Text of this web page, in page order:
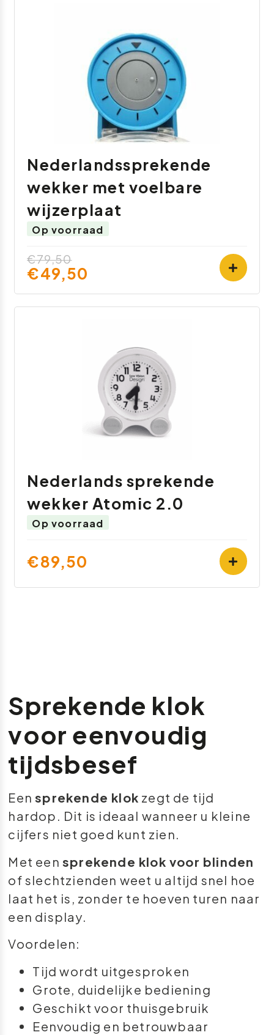
Nederlandssprekende
wekker met voelbare
wijzerplaat
Op voorraad
€79,50
€49,50
Nederlands sprekende
wekker Atomic 2.0
Op voorraad
€89,50
Sprekende klok
voor eenvoudig
tijdsbesef
Eensprekende klok zegt de tijd
hardop. Dit is ideaal wanneer u kleine
cijfers niet goed kunt zien.
Met eensprekende klok voor blinden
of slechtzienden weet u altijd snel hoe
laat het is, zonder te hoeven turen naar
een display.
Voordelen:
Tijd wordt uitgesproken
Grote, duidelijke bediening
Geschikt voor thuisgebruik
Eenvoudig en betrouwbaar